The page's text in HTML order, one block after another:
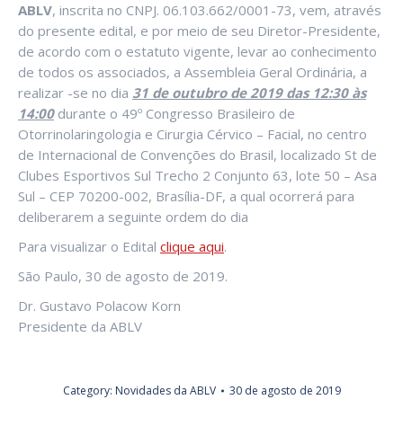
ABLV, inscrita no CNPJ. 06.103.662/0001-73, vem, através
do presente edital, e por meio de seu Diretor-Presidente,
de acordo com o estatuto vigente, levar ao conhecimento
de todos os associados, a Assembleia Geral Ordinária, a
realizar -se no dia 31 de outubro de 2019 das 12:30 às
14:00durante o 49º Congresso Brasileiro de
Otorrinolaringologia e Cirurgia Cérvico – Facial, no centro
de Internacional de Convenções do Brasil, localizado St de
Clubes Esportivos Sul Trecho 2 Conjunto 63, lote 50 – Asa
Sul – CEP 70200-002, Brasília-DF, a qual ocorrerá para
deliberarem a seguinte ordem do dia
Para visualizar o Edital clique aqui.
São Paulo, 30 de agosto de 2019.
Dr. Gustavo Polacow Korn
Presidente da ABLV
Category: Novidades da ABLV 30 de agosto de 2019